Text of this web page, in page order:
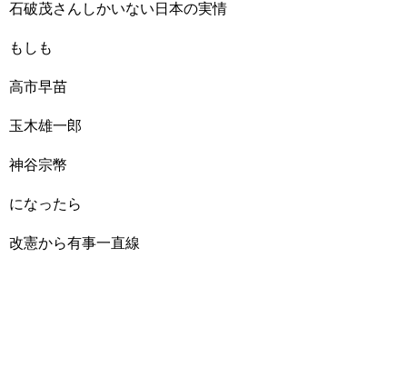
石破茂さんしかいない日本の実情
もしも
高市早苗
玉木雄一郎
神谷宗幣
になったら
改憲から有事一直線